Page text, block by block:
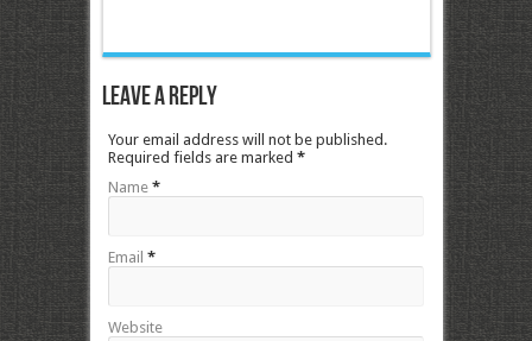
Leave a Reply
Your email address will not be published.
Required fields are marked *
Name *
Email *
Website